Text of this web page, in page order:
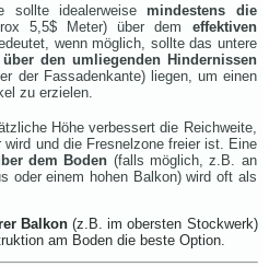
sollte idealerweisemindestens die
5,5$Meter) über dem effektiven
wenn möglich, sollte das untere
den umliegenden Hindernissen
der Fassadenkante) liegen, um einen
zu erzielen.
Höhe verbessert die Reichweite,
und die Fresnelzone freier ist. Eine
dem Boden (falls möglich, z.B. an
oder einem hohen Balkon) wird oft als
Balkon (z.B. im obersten Stockwerk)
am Boden die beste Option.